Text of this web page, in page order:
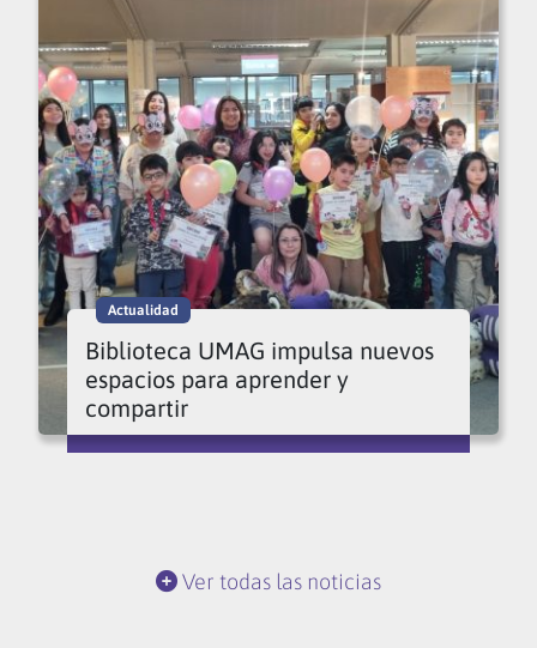
Actualidad
Biblioteca UMAG impulsa nuevos
espacios para aprender y
compartir
Ver todas las noticias